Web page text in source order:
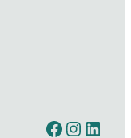
Facebook Instagram LinkedIn